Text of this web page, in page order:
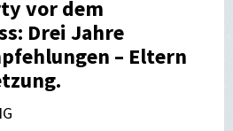
vor dem
Drei Jahre
– Eltern